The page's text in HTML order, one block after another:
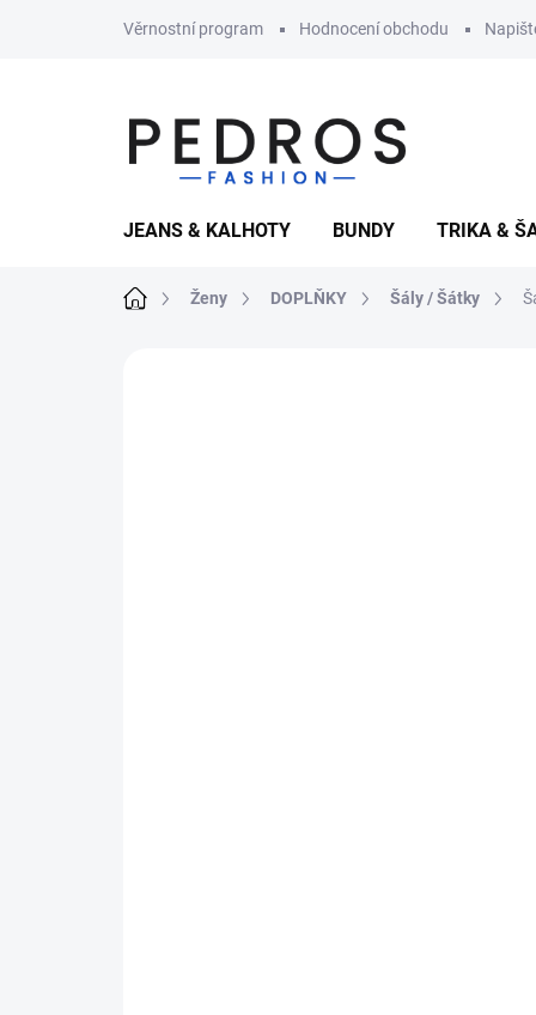
Věrnostní program Hodnocení obchodu
JEANS & KALHOTY BUNDY TRIKA &
Domů Ženy DOPLŇKY Šály / Šátky